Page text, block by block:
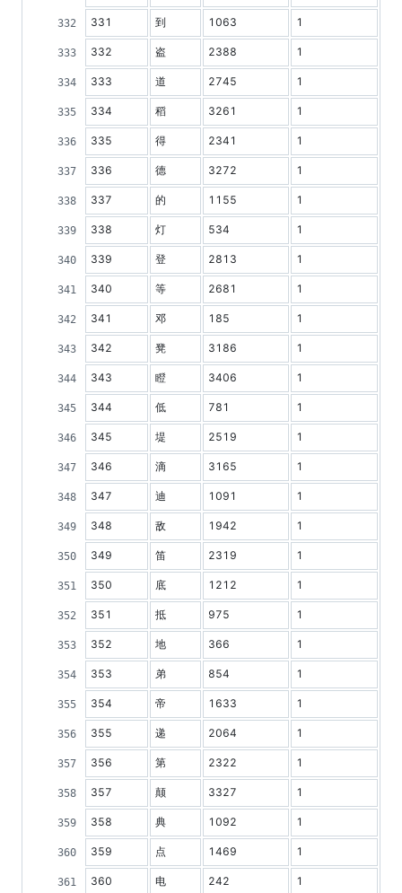
331 到 1063 1
332 盗 2388 1
333 道 2745 1
334 稻 3261 1
335 得 2341 1
336 德 3272 1
337 的 1155 1
338 灯 534 1
339 登 2813 1
340 等 2681 1
341 邓 185 1
342 凳 3186 1
343 瞪 3406 1
344 低 781 1
345 堤 2519 1
346 滴 3165 1
347 迪 1091 1
348 敌 1942 1
349 笛 2319 1
350 底 1212 1
351 抵 975 1
352 地 366 1
353 弟 854 1
354 帝 1633 1
355 递 2064 1
356 第 2322 1
357 颠 3327 1
358 典 1092 1
359 点 1469 1
360 电 242 1